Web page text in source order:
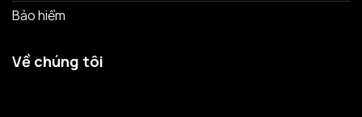
Bảo hiểm
Về chúng tôi